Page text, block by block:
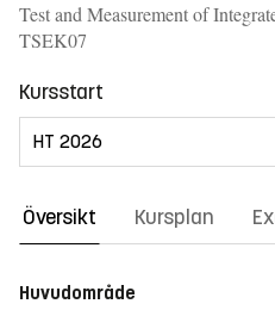
Test and Measurement of
TSEK07
Kursstart
Översikt Kursplan
Huvudområde